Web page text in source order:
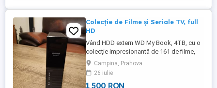
Colecție de Filme și Seriale TV, full
HD
Vând HDD extern WD My Book, 4TB, cu o
colecție impresionantă de 161 de filme,
plus 10 seriale TV de succes, în format
full HD. Toate filmele și serialele sunt
subtitrate în limba română și au note mari
pe IMDB. Nu trimit prin firmă de curierat.
Campina, Prahova
26 iulie
1 500 RON